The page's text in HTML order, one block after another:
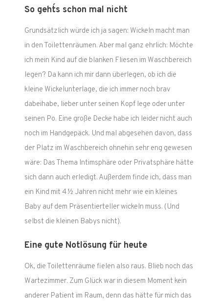
So geht´s schon mal nicht
Grundsätzlich würde ich ja sagen: Wickeln macht man
in den Toilettenräumen. Aber mal ganz ehrlich: Möchte
ich mein Kind auf die blanken Fliesen im Waschbereich
legen? Da kann ich mir dann überlegen, ob ich die
kleine Wickelunterlage, die ich immer noch brav
dabeihabe, lieber unter seinen Kopf lege oder unter
seinen Po. Eine große Decke habe ich leider nicht auch
noch im Handgepäck. Und mal abgesehen davon, dass
der Platz im Waschbereich ohnehin sehr eng gewesen
wäre: Das Thema Intimsphäre oder Privatsphäre hätte
sich dann auch erledigt. Außerdem finde ich, dass man
ein Kind mit 4 ½ Jahren nicht mehr wie ein kleines
Baby auf dem Präsentierteller wickeln muss. (Und
selbst die kleinen Babys nicht).
Eine gute Notlösung für heute
Ok, die Toilettenräume fielen also raus. Blieb noch das
Wartezimmer. Zum Glück war in diesem Moment kein
anderer Patient im Raum, denn das hätte für mich das